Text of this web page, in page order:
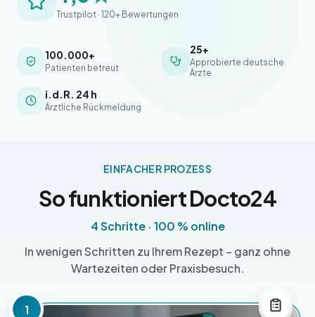
Trustpilot · 120+ Bewertungen
100.000+
Patienten betreut
25+
Approbierte deutsche
Ärzte
i.d.R. 24 h
Ärztliche Rückmeldung
EINFACHER PROZESS
So funktioniert Docto24
4 Schritte · 100 % online
In wenigen Schritten zu Ihrem Rezept – ganz ohne
Wartezeiten oder Praxisbesuch.
1